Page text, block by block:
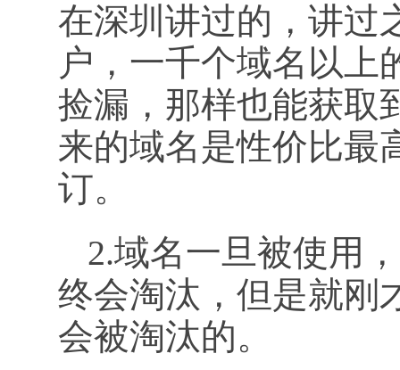
在深圳讲过的，讲过
户，一千个域名以上
捡漏，那样也能获取
来的域名是性价比最
订。
2.域名一旦被使用
终会淘汰，但是就刚
会被淘汰的。